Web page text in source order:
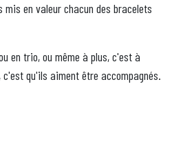
en valeur chacun des bracelets
en trio, ou même à plus, c'est à
qu'ils aiment être accompagnés.